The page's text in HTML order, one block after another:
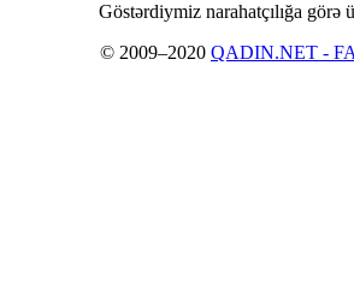
Göstərdiymiz narahatçılığa görə
© 2009–2020 QADIN.NET -